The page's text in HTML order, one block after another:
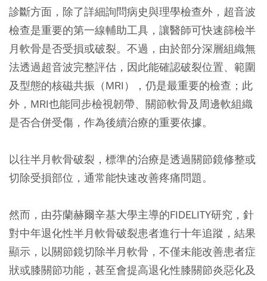
診斷方面，除了詳細詢問病史與理學檢查外，超音波
檢查是重要的第一線輔助工具，讓醫師可快速篩檢半
月軟骨是否受損或破裂。不過，由於部分深層組織無
法透過超音波完整評估，因此能確認破裂位置、範圍
及型態的核磁共振（MRI），仍是最重要的檢查；此
外，MRI也能同步檢視韌帶、關節軟骨及周邊軟組織
是否合併受傷，作為後續治療的重要依據。
以往半月軟骨破裂，標準的治療是透過關節鏡修整或
切除受損部位，通常能快速改善疼痛問題。
然而，由芬蘭赫爾辛基大學主導的FIDELITY研究，針
對中年退化性半月軟骨破裂患者進行十年追蹤，結果
顯示，以關節鏡切除半月軟骨，不僅未能改善患者症
狀或膝關節功能，甚至會提高退化性膝關節炎惡化及